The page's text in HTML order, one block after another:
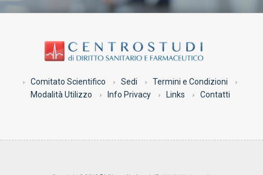
Comitato Scientifico Sedi
Termini e Condizioni
Modalità Utilizzo
Info Privacy Links Contatti